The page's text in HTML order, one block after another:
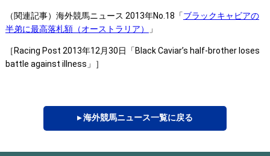
（関連記事）海外競馬ニュース 2013年No.18「ブラックキャビアの
半弟に最高落札額（オーストラリア）
」
［Racing Post 2013年12月30日「Black Caviar’s half-brother loses
battle against illness」］
▸ 海外競馬ニュース一覧に戻る